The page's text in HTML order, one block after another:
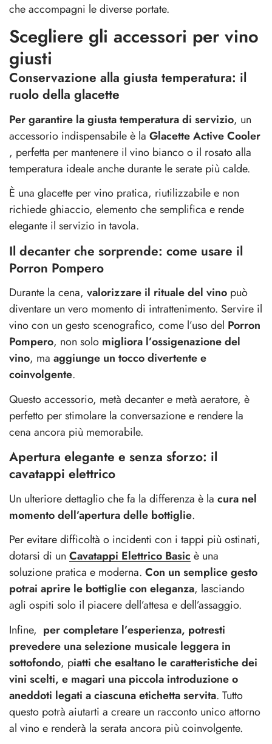
che accompagni le diverse portate.
Scegliere gli accessori per vino
giusti
Conservazione alla giusta temperatura: il
ruolo della glacette
Per garantire la giusta temperatura di servizio, un
accessorio indispensabile è la Glacette Active Cooler
, perfetta per mantenere il vino bianco o il rosato alla
temperatura ideale anche durante le serate più calde.
È una glacette per vino pratica, riutilizzabile e non
richiede ghiaccio, elemento che semplifica e rende
elegante il servizio in tavola.
Il decanter che sorprende: come usare il
Porron Pompero
Durante la cena, valorizzare il rituale del vino può
diventare un vero momento di intrattenimento. Servire il
vino con un gesto scenografico, come l’uso del Porron
Pompero, non solo migliora l’ossigenazione del
vino, ma aggiunge un tocco divertente e
coinvolgente.
Questo accessorio, metà decanter e metà aeratore, è
perfetto per stimolare la conversazione e rendere la
cena ancora più memorabile.
Apertura elegante e senza sforzo: il
cavatappi elettrico
Un ulteriore dettaglio che fa la differenza è la cura nel
momento dell’apertura delle bottiglie.
Per evitare difficoltà o incidenti con i tappi più ostinati,
dotarsi di un Cavatappi Elettrico Basic è una
soluzione pratica e moderna. Con un semplice gesto
potrai aprire le bottiglie con eleganza, lasciando
agli ospiti solo il piacere dell’attesa e dell’assaggio.
Infine, per completare l’esperienza, potresti
prevedere una selezione musicale leggera in
sottofondo, piatti che esaltano le caratteristiche dei
vini scelti, e magari una piccola introduzione o
aneddoti legati a ciascuna etichetta servita. Tutto
questo potrà aiutarti a creare un racconto unico attorno
al vino e renderà la serata ancora più coinvolgente.